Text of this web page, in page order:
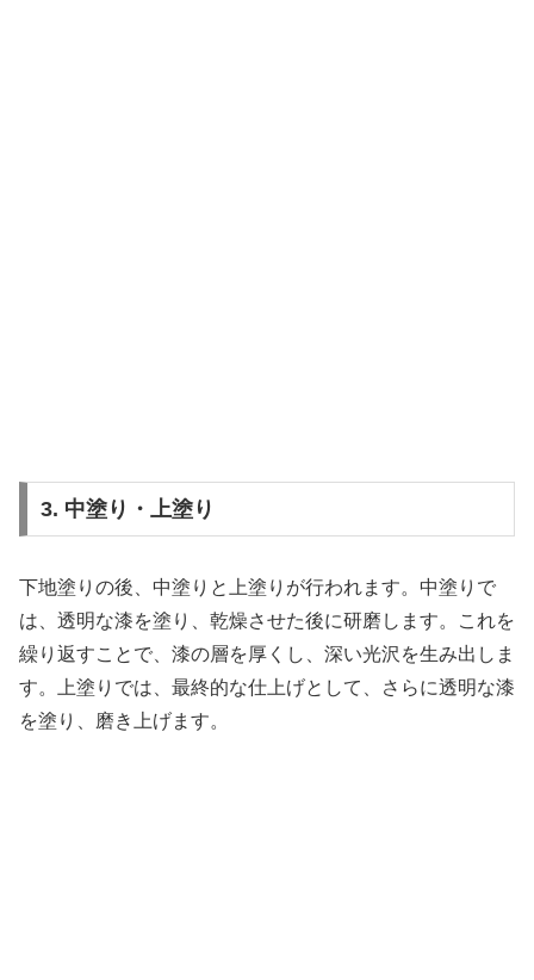
3. 中塗り・上塗り
下地塗りの後、中塗りと上塗りが行われます。中塗りで
は、透明な漆を塗り、乾燥させた後に研磨します。これを
繰り返すことで、漆の層を厚くし、深い光沢を生み出しま
す。上塗りでは、最終的な仕上げとして、さらに透明な漆
を塗り、磨き上げます。